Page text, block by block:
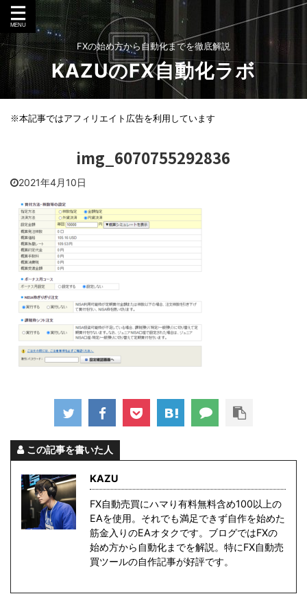
FXの始め方から自動化までを徹底解説
KAZUのFX自動化ラボ
※本記事ではアフィリエイト広告を利用しています
img_6070755292836
2021年4月10日
この記事を書いた人
KAZU
FX自動売買にハマり有料無料含め100以上の
EAを使用。それでも満足できず自作を始めた
筋金入りのEAオタクです。ブログではFXの
始め方から自動化までを解説。特にFX自動売
買ツールの自作記事が好評です。